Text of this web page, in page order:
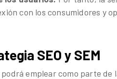
con los consumidores y
SEO y SEM
emplear como parte de